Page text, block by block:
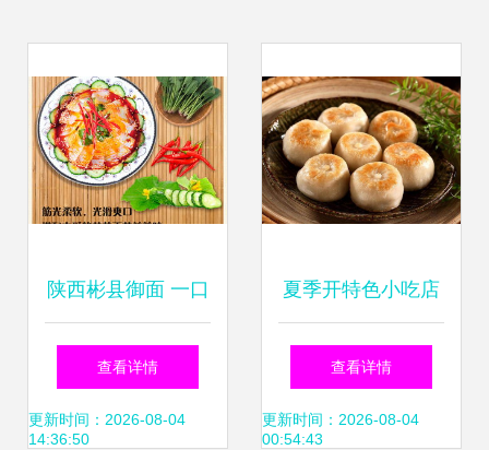
陕西彬县御面 一口
难忘的千年玉面传
奇
查看详情
更新时间：2026-08-04
14:36:50
夏季开特色小吃店
如何正确选址？
——以传统小吃为
查看详情
更新时间：2026-08-04
00:54:43